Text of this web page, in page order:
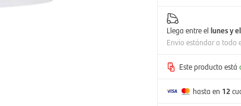
Llega entre el lunes y
Envío estándar a todo
Este producto está
hasta en 12